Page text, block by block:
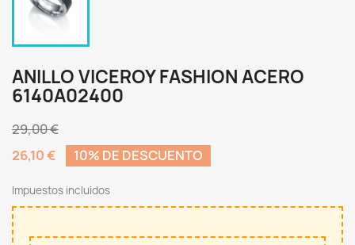
ANILLO VICEROY FASHION ACERO
6140A02400
29,00 €
26,10 €
10% DE DESCUENTO
Impuestos incluidos